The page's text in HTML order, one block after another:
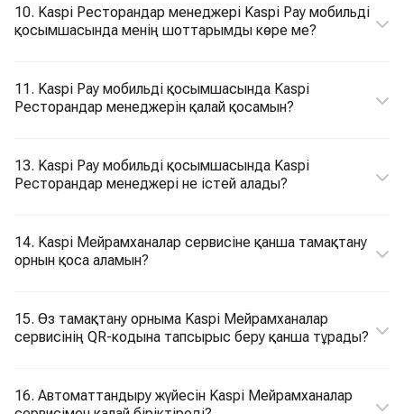
10. Kaspi Ресторандар менеджері Kaspi Pay мобильді
қосымшасында менің шоттарымды көре ме?
11. Kaspi Pay мобильді қосымшасында Kaspi
Ресторандар менеджерін қалай қосамын?
13. Kaspi Pay мобильді қосымшасында Kaspi
Ресторандар менеджері не істей алады?
14. Kaspi Мейрамханалар сервисіне қанша тамақтану
орнын қоса аламын?
15. Өз тамақтану орныма Kaspi Мейрамханалар
сервисінің QR-кодына тапсырыс беру қанша тұрады?
16. Автоматтандыру жүйесін Kaspi Мейрамханалар